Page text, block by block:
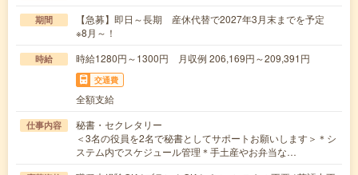
期間
【急募】即日～長期 産休代替で2027年3月末までを予定
※8月～！
時給 時給1280円～1300円 月収例 206,169円～209,391円
交通費
全額支給
仕事内容
秘書・セクレタリー
＜3名の役員を2名で秘書としてサポートお願いします＞＊シ
ステム内でスケジュール管理＊手土産やお弁当な…